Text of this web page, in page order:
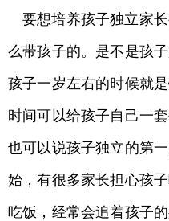
要想培养孩子独立家
么带孩子的。是不是孩
孩子一岁左右的时候就
时间可以给孩子自己一
也可以说孩子独立的第
始，有很多家长担心孩
吃饭，经常会追着孩子